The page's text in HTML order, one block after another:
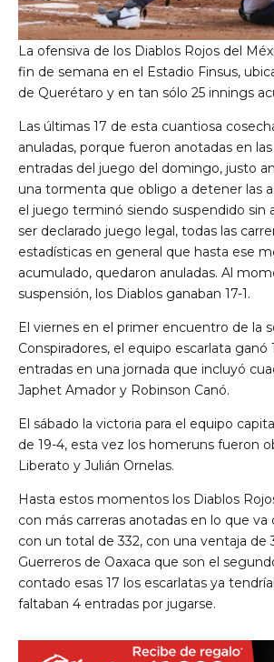
La ofensiva de los Diablos Rojos del
fin de semana en el Estadio Finsus,
de Querétaro y en tan sólo 25 innings
Las últimas 17 de esta cuantiosa
anuladas, porque fueron anotadas en
entradas del juego del domingo, justo
una tormenta que obligo a detener las
el juego terminó siendo suspendido sin
ser declarado juego legal, todas las
estadísticas en general que hasta ese
acumulado, quedaron anuladas. Al
suspensión, los Diablos ganaban 17-1.
El viernes en el primer encuentro de la
Conspiradores, el equipo escarlata ganó
entradas en una jornada que incluyó
Japhet Amador y Robinson Canó.
El sábado la victoria para el equipo
de 19-4, esta vez los homeruns fueron
Liberato y Julián Ornelas.
Hasta estos momentos los Diablos
con más carreras anotadas en lo que va
con un total de 332, con una ventaja de
Guerreros de Oaxaca que son el
contado esas 17 los escarlatas ya
faltaban 4 entradas por jugarse.